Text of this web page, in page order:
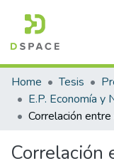
Communities &
All of DSpace
Statistics
Home Tesis
Correlación